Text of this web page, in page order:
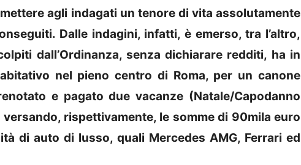
agli indagati un tenore di vita assolutamente
Dalle indagini, infatti, è emerso, tra l’altro,
dall’Ordinanza, senza dichiarare redditi, ha in
nel pieno centro di Roma, per un canone
e pagato due vacanze (Natale/Capodanno
rispettivamente, le somme di 90mila euro
di auto di lusso, quali Mercedes AMG, Ferrari ed